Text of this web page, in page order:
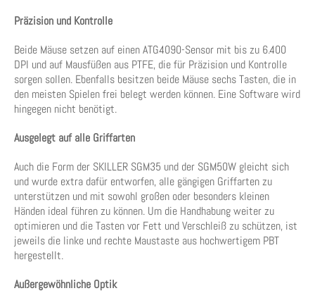
Präzision und Kontrolle
Beide Mäuse setzen auf einen ATG4090-Sensor mit bis zu 6.400
DPI und auf Mausfüßen aus PTFE, die für Präzision und Kontrolle
sorgen sollen. Ebenfalls besitzen beide Mäuse sechs Tasten, die in
den meisten Spielen frei belegt werden können. Eine Software wird
hingegen nicht benötigt.
Ausgelegt auf alle Griffarten
Auch die Form der SKILLER SGM35 und der SGM50W gleicht sich
und wurde extra dafür entworfen, alle gängigen Griffarten zu
unterstützen und mit sowohl großen oder besonders kleinen
Händen ideal führen zu können. Um die Handhabung weiter zu
optimieren und die Tasten vor Fett und Verschleiß zu schützen, ist
jeweils die linke und rechte Maustaste aus hochwertigem PBT
hergestellt.
Außergewöhnliche Optik